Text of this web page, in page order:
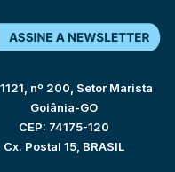
nº 200, Setor Marista
Goiânia-GO
CEP: 74175-120
Cx. Postal 15, BRASIL